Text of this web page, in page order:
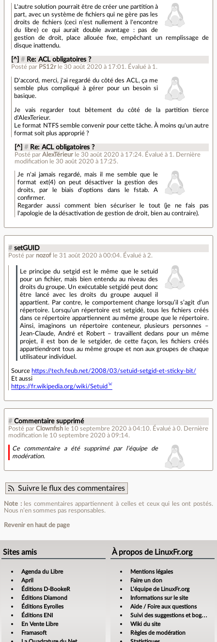
L'autre solution pourrait être de créer une partition à
part, avec un système de fichiers qui ne gère pas les
droits de fichiers (ceci n'est nullement à l'encontre
du libre) ce qui aurait double avantage : pas de
gestion de droit, place allouée fixe, empêchant un remplissage de
disque inattendu.
[^] # Re: ACL obligatoires ?
Posté par PS12r le 30 août 2020 à 17:01 . Évalué à 1 .
D'accord, merci, j'ai regardé du côté des ACL, ça me
semble plus compliqué à gérer pour un besoin si
basique.
Je vais regarder tout bêtement du côté de la partition tierce
d'AlexTerieur.
Le format NTFS semble convenir pour cette tâche. À moins qu'un autre
format soit plus approprié ?
[^] # Re: ACL obligatoires ?
Posté par AlexTérieur le 30 août 2020 à 17:24. Évalué à 1 . Dernière
modification le 30 août 2020 à 17:25.
Je n'ai jamais regardé, mais il me semble que le
format ext(4) on peut désactiver la gestion des
droits, par le biais d'options dans le fstab. A
confirmer.
Regarder aussi comment bien sécuriser le tout (je ne fais pas
l'apologie de la désactivation de gestion de droit, bien au contraire).
# setGUID
Posté par nozof le 31 août 2020 à 00:04. Évalué à 2.
Le principe du setgid est le même que le setuid
pour un fichier, mais bien entendu au niveau des
droits du groupe. Un exécutable setgidé peut donc
être lancé avec les droits du groupe auquel il
appartient. Par contre, le comportement change lorsqu’il s’agit d’un
répertoire. Lorsqu’un répertoire est setgidé, tous les fichiers créés
dans ce répertoire appartiennent au même groupe que le répertoire.
Ainsi, imaginons un répertoire conteneur, plusieurs personnes –
Jean-Claude, André et Robert – travaillent dedans pour un même
projet, il est bon de le setgider, de cette façon, les fichiers créés
appartiendront tous au même groupe et non aux groupes de chaque
utilisateur individuel.
Source https://tech.feub.net/2008/03/setuid-setgid-et-sticky-bit/
Et aussi
https://fr.wikipedia.org/wiki/Setuid
# Commentaire supprimé
Posté par Clownfish le 10 septembre 2020 à 04:10. Évalué à 0. Dernière
modification le 10 septembre 2020 à 09:14.
Ce commentaire a été supprimé par l’équipe de
modération.
Suivre le flux des commentaires
Note :les commentaires appartiennent à celles et ceux qui les ont postés.
Nous n’en sommes pas responsables.
Revenir en haut de page
Sites amis
Agenda du Libre
April
Éditions D-BookeR
Éditions Diamond
Éditions Eyrolles
Éditions ENI
En Vente Libre
Framasoft
À propos de LinuxFr.org
Mentions légales
Faire un don
L’équipe de LinuxFr.org
Informations sur le site
Aide / Foire aux questions
Suivi des suggestions et bogues
Wiki du site
Règles de modération